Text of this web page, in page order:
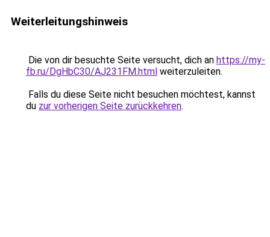
Weiterleitungshinweis
Die von dir besuchte Seite versucht, dich an https://my-
fb.ru/DgHbC30/AJ231FM.html weiterzuleiten.
Falls du diese Seite nicht besuchen möchtest, kannst
du zur vorherigen Seite zurückkehren.